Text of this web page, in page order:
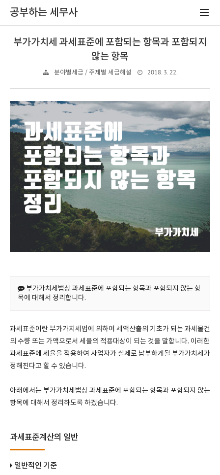
공부하는 세무사
부가가치세 과세표준에 포함되는 항목과 포함되지
않는 항목
분야별세금 / 주제별 세금해설 2018. 3. 22.
부가가치세법상 과세표준에 포함되는 항목과 포함되지 않는 항
목에 대해서 정리합니다.
과세표준이란 부가가치세법에 의하여 세액산출의 기초가 되는 과세물건
의 수량 또는 가액으로서 세율의 적용대상이 되는 것을 말합니다. 이러한
과세표준에 세율을 적용하여 사업자가 실제로 납부하게될 부가가치세가
정해진다고 할 수 있습니다.
아래에서는 부가가치세법상 과세표준에 포함되는 항목과 포함되지 않는
항목에 대해서 정리하도록 하겠습니다.
과세표준계산의 일반
일반적인 기준